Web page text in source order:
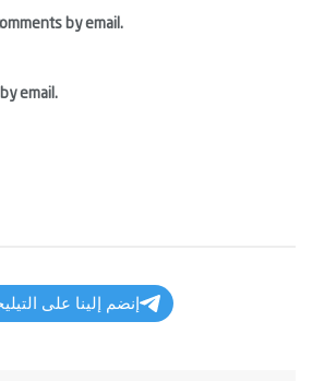
by email.
email.
إنضم إلينا على